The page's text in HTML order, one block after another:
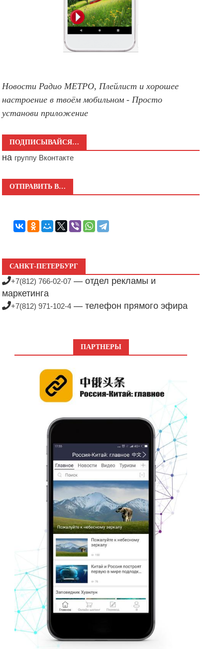
Новости Радио МЕТРО, Плейлист и хорошее
настроение в твоём мобильном - Просто
установи приложение
ПОДПИСЫВАЙСЯ…
на группу Вконтакте
ОТПРАВИТЬ В…
САНКТ-ПЕТЕРБУРГ
+7(812) 766-02-07 — отдел рекламы и
маркетинга
+7(812) 971-102-4 — телефон прямого эфира
ПАРТНЕРЫ